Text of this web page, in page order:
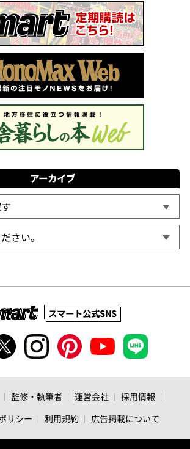
アーカイブ
スマート公式SNS
監修・執筆者 運営会社
採用情報
リシー
利用規約 広告掲載について